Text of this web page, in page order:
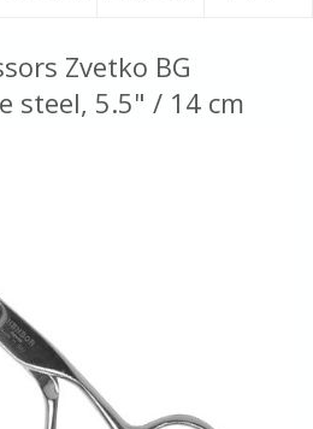
Zvetko BG
steel, 5.5" / 14 cm